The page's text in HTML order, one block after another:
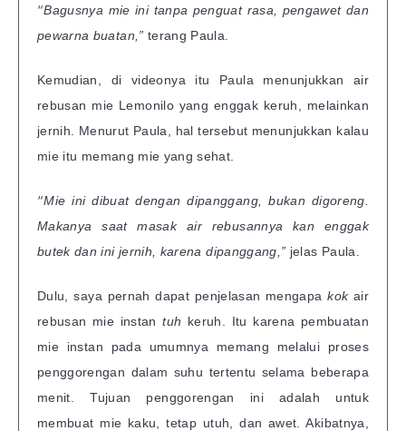
“Bagusnya mie ini tanpa penguat rasa, pengawet dan
pewarna buatan,” terang Paula.
Kemudian, di videonya itu Paula menunjukkan air
rebusan mie Lemonilo yang enggak keruh, melainkan
jernih. Menurut Paula, hal tersebut menunjukkan kalau
mie itu memang mie yang sehat.
“Mie ini dibuat dengan dipanggang, bukan digoreng.
Makanya saat masak air rebusannya kan enggak
butek dan ini jernih, karena dipanggang,” jelas Paula.
Dulu, saya pernah dapat penjelasan mengapakok air
rebusan mie instantuh keruh. Itu karena pembuatan
mie instan pada umumnya memang melalui proses
penggorengan dalam suhu tertentu selama beberapa
menit. Tujuan penggorengan ini adalah untuk
membuat mie kaku, tetap utuh, dan awet. Akibatnya,